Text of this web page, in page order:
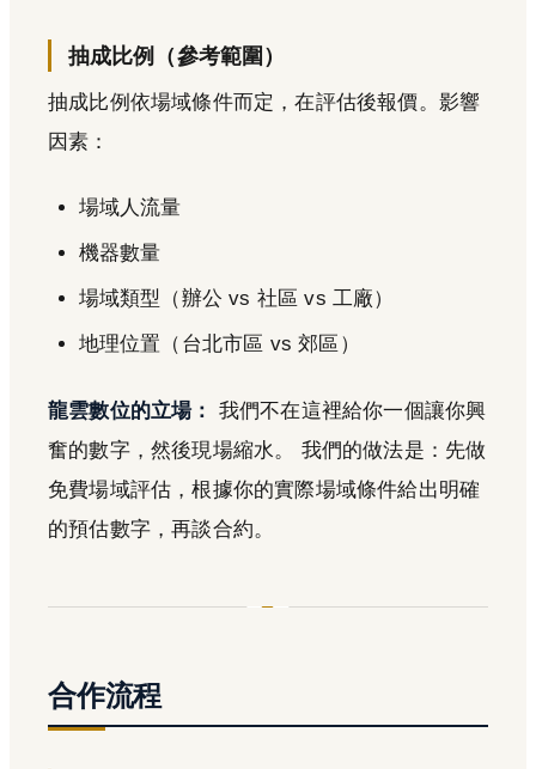
抽成比例（參考範圍）
抽成比例依場域條件而定，在評估後報價。影響
因素：
場域人流量
機器數量
場域類型（辦公 vs 社區 vs 工廠）
地理位置（台北市區 vs 郊區）
龍雲數位的立場：
我們不在這裡給你一個讓你興
奮的數字，然後現場縮水。 我們的做法是：先做
免費場域評估，根據你的實際場域條件給出明確
的預估數字，再談合約。
合作流程